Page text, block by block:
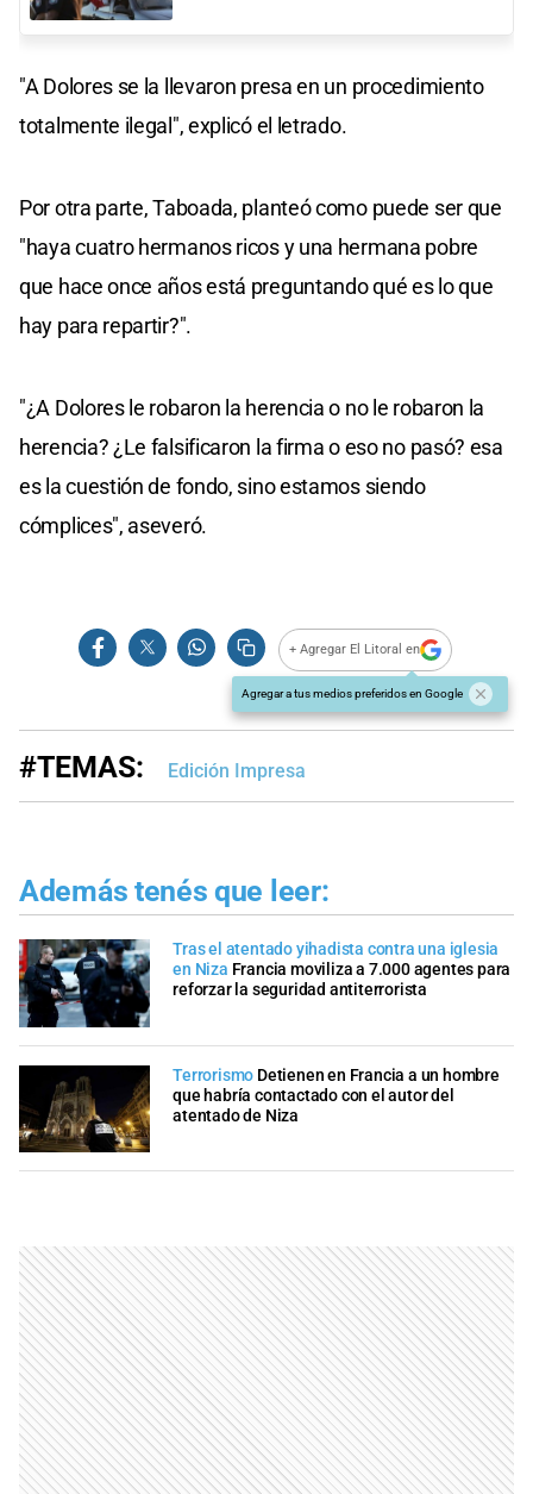
"A Dolores se la llevaron presa en un procedimiento
totalmente ilegal", explicó el letrado.
Por otra parte, Taboada, planteó como puede ser que
"haya cuatro hermanos ricos y una hermana pobre
que hace once años está preguntando qué es lo que
hay para repartir?".
"¿A Dolores le robaron la herencia o no le robaron la
herencia? ¿Le falsificaron la firma o eso no pasó? esa
es la cuestión de fondo, sino estamos siendo
cómplices", aseveró.
+ Agregar El Litoral en
Agregar a tus medios preferidos en Google
#TEMAS: Edición Impresa
Además tenés que leer:
Tras el atentado yihadista contra una iglesia
en Niza Francia moviliza a 7.000 agentes para
reforzar la seguridad antiterrorista
Terrorismo Detienen en Francia a un hombre
que habría contactado con el autor del
atentado de Niza